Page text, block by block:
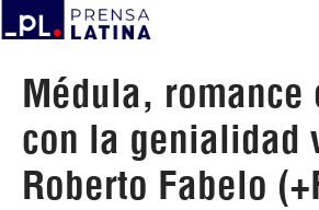
Médula, romance
con la genialidad
Roberto Fabelo